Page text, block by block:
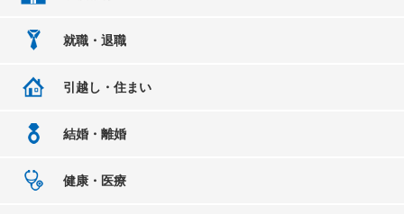
就職・退職
引越し・住まい
結婚・離婚
健康・医療